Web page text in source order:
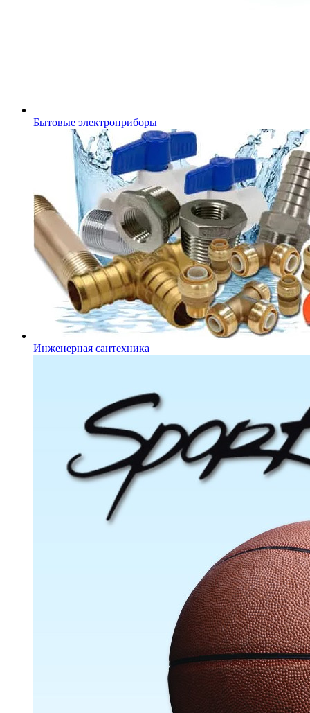
Бытовые электроприборы
Инженерная сантехника